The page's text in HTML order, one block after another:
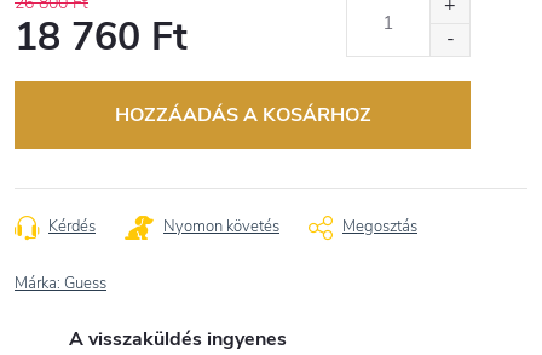
18 760 Ft
HOZZÁADÁS A KOSÁRHOZ
Kérdés Nyomon követés Megosztás
Márka: Guess
A visszaküldés ingyenes